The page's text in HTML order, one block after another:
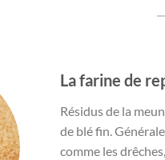
La farine de
Résidus de la
de blé fin.
comme les